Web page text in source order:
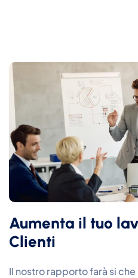
Aumenta il tuo
Clienti
Il nostro rapporto farà si